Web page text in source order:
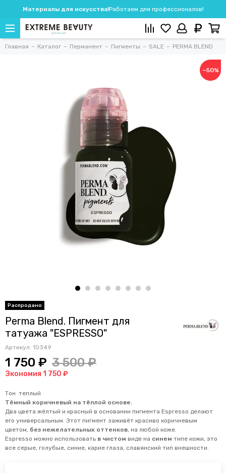
Материалы для искусства!Работаем для профессионалов!
Главная Каталог Перманент Пигменты SALE PERMA BLEND
−50%
Perma Blend. Пигмент для
татуажа "ESPRESSO"
Артикул: 10349
1 750 ₽ 3 500 ₽
Экономия 1 750 ₽
Тон теплый
Тёмный коричневый на тёплой основе.
Два цвета жёлтый и красный в основании пигмента Espresso делают
его универсальным. Этот пигмент заживёт красиво коричневым
цветом, без нежелательных оттенков, на любой коже.
Espresso можно использовать в чистом виде на синем типе кожи, это
все серые, голубые, синие, карие глаза, славянский тип внешности.